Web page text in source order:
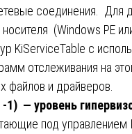
соединения. Для
(Windows PE
KiServiceTable с
отслеживания на
файлов и драйверов.
-1) — уровень
под